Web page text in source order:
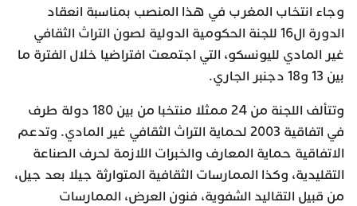
وجاء انتخاب المغرب في هذا المنصب بمناسبة انعقاد
الدورة ال16 للجنة الحكومية الدولية لصون التراث الثقافي
غير المادي لليونسكو، التي اجتمعت افتراضيا خلال الفترة ما
بين 13 و18 دجنبر الجاري.
وتتألف اللجنة من 24 ممثلا منتخبا من بين 180 دولة طرف
في اتفاقية 2003 لحماية التراث الثقافي غير المادي. وتدعم
الاتفاقية حماية المعارف والخبرات اللازمة لحرف الصناعة
التقليدية، وكذا الممارسات الثقافية المتوارثة جيلا بعد جيل،
من قبيل التقاليد الشفوية، فنون العرض، الممارسات